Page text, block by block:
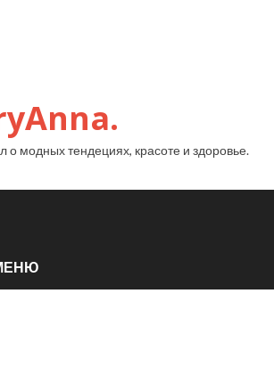
о модных тендециях, красоте и здоровье.